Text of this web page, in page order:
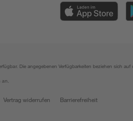
Die angegebenen Verfügbarkeiten beziehen sich
Vertrag widerrufen Barrierefreiheit